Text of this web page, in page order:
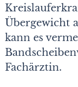
Übergewicht
kann es
Fachärztin.